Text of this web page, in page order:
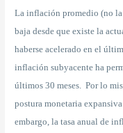
La inflación promedio (no la
baja desde que existe la
haberse acelerado en el
inflación subyacente ha
últimos 30 meses. Por lo
postura monetaria
embargo, la tasa anual de